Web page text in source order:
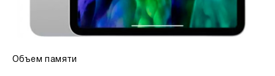
Объем памяти